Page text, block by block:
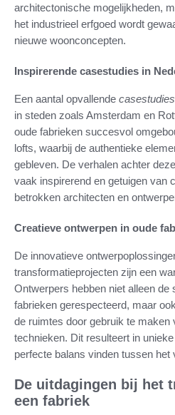
architectonische mogelijkheden,
het industrieel erfgoed wordt
nieuwe woonconcepten.
Inspirerende casestudies in
Een aantal opvallende
in steden zoals Amsterdam en
oude fabrieken succesvol
lofts, waarbij de authentieke
gebleven. De verhalen achter
vaak inspirerend en getuigen van
betrokken architecten en
Creatieve ontwerpen in oude
De innovatieve
transformatieprojecten zijn een
Ontwerpers hebben niet alleen de
fabrieken gerespecteerd, maar
de ruimtes door gebruik te maken
technieken. Dit resulteert in
perfecte balans vinden tussen het
De uitdagingen bij het
een fabriek